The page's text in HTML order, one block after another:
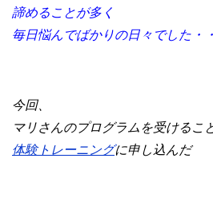
諦めることが多く
毎日悩んでばかりの日々でした・
今回、
マリさんのプログラムを受けるこ
体験トレーニングに申し込んだ